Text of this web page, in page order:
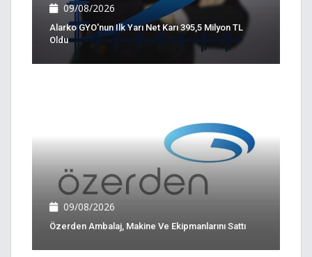
09/08/2026
Alarko GYO'nun Ilk Yarı Net Karı 395,5 Milyon TL
Oldu
09/08/2026
Özerden Ambalaj, Makine Ve Ekipmanlarını Sattı